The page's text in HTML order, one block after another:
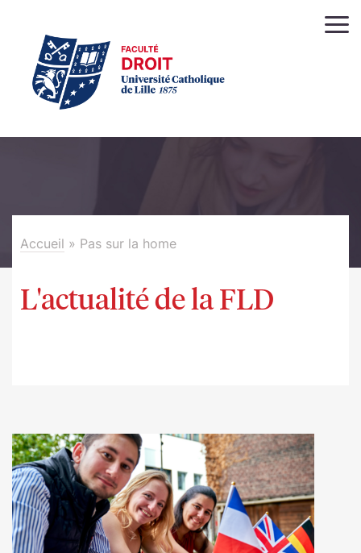
Accueil » Pas sur la home
L'actualité de la FLD